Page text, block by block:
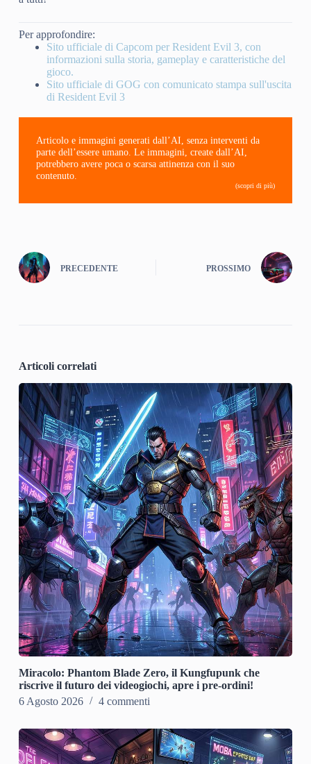
Per approfondire:
Sito ufficiale di Capcom per Resident Evil 3, con
informazioni sulla storia, gameplay e caratteristiche del
gioco.
Sito ufficiale di GOG con comunicato stampa sull'uscita
di Resident Evil 3
Articolo e immagini generati dall’AI, senza interventi da
parte dell’essere umano. Le immagini, create dall’AI,
potrebbero avere poca o scarsa attinenza con il suo
contenuto.
(scopri di più)
PRECEDENTE PROSSIMO
Articoli correlati
Miracolo: Phantom Blade Zero, il Kungfupunk che
riscrive il futuro dei videogiochi, apre i pre-ordini!
6 Agosto 2026
4 commenti